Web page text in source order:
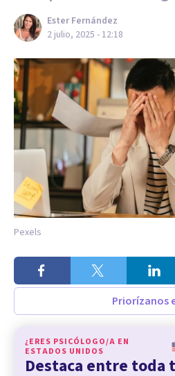
Ester Fernández
2 julio, 2025 - 12:18
Pexels
Priorízanos
¿ERES PSICÓLOGO/A EN
ESTADOS UNIDOS
Destaca entre toda